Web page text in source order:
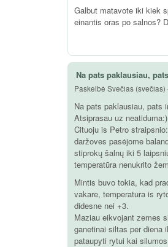
Galbut matavote iki kiek
einantis oras po salnos?
Na pats paklausiau,
Paskelbė Svečias (svečias)
Na pats paklausiau, pats
Atsiprasau uz neatiduma:)
Cituoju is Petro
daržoves pasėjome
stiprokų šalnų iki 5
temperatūra nenukrito
Mintis buvo tokia, kad
vakare, temperatura is
didesne nei +3.
Maziau eikvojant zemes
ganetinai siltas per diena
pataupyti rytui kai